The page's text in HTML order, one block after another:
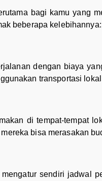
bagi kamu yang
beberapa kelebihannya:
dengan biaya
transportasi
di tempat-tempat
bisa merasakan
sendiri jadwal